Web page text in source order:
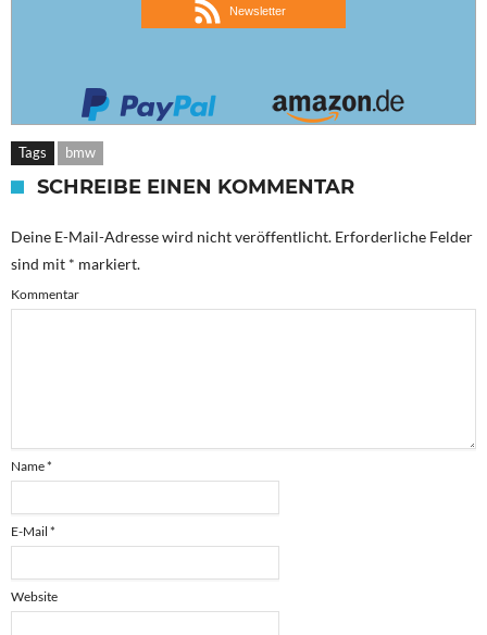
Newsletter
Tags bmw
SCHREIBE EINEN KOMMENTAR
Deine E-Mail-Adresse wird nicht veröffentlicht. Erforderliche Felder
sind mit * markiert.
Kommentar
Name*
E-Mail *
Website